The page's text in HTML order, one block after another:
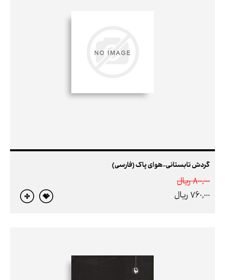
گردش تابستانی-هوای پاک (فارسی)
800,000 ريال
760,000 ريال